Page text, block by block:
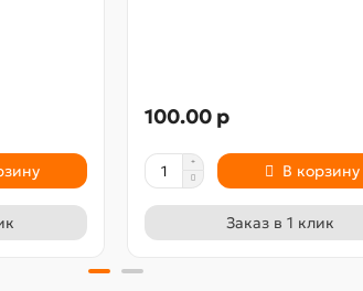
100.00 р
В корзину
Заказ в 1 клик